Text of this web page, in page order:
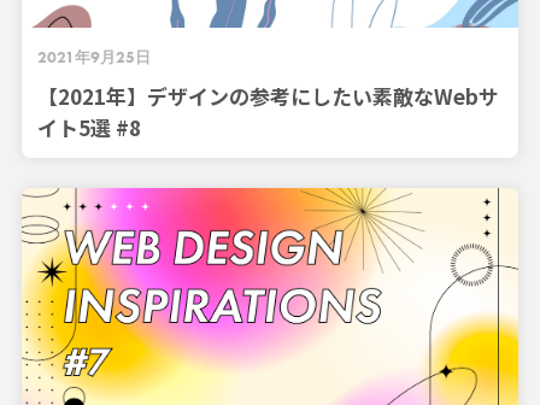
2021年9月25日
【2021年】デザインの参考にしたい素敵なWebサ
イト5選 #8